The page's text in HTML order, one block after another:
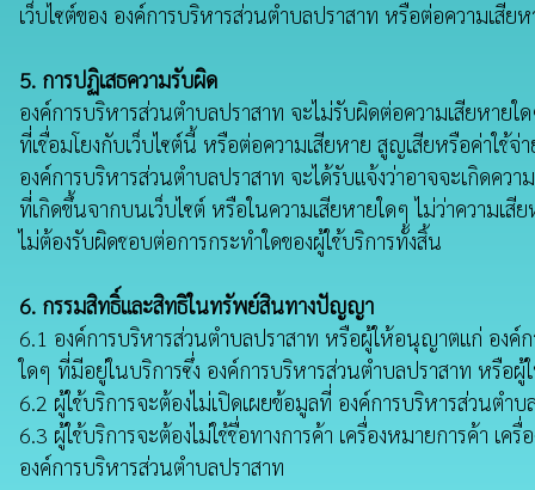
เว็บไซต์ของ องค์การบริหารส่วนตำบลปราสาท หรือต่อความเสีย
5. การปฏิเสธความรับผิด
องค์การบริหารส่วนตำบลปราสาท จะไม่รับผิดต่อความเสียหายใ
ที่เชื่อมโยงกับเว็บไซต์นี้ หรือต่อความเสียหาย สูญเสียหรือค่าใช้
องค์การบริหารส่วนตำบลปราสาท จะได้รับแจ้งว่าอาจจะเกิดคว
ที่เกิดขึ้นจากบนเว็บไซต์ หรือในความเสียหายใดๆ ไม่ว่าความเ
ไม่ต้องรับผิดชอบต่อการกระทำใดของผู้ใช้บริการทั้งสิ้น
6. กรรมสิทธิ์และสิทธิในทรัพย์สินทางปัญญา
6.1 องค์การบริหารส่วนตำบลปราสาท หรือผู้ให้อนุญาตแก่ อง
ใดๆ ที่มีอยู่ในบริการซึ่ง องค์การบริหารส่วนตำบลปราสาท หรือ
6.2 ผู้ใช้บริการจะต้องไม่เปิดเผยข้อมูลที่ องค์การบริหารส่วน
6.3 ผู้ใช้บริการจะต้องไม่ใช้ชื่อทางการค้า เครื่องหมายการค้า
องค์การบริหารส่วนตำบลปราสาท